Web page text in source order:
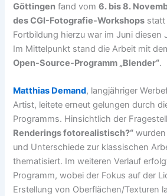
Göttingen fand vom6. bis 8.
des CGI-Fotografie-Workshops statt
Fortbildung hierzu war im Juni diesen
Im Mittelpunkt stand die Arbeit mit
Open-Source-Programm „Blender“.
Matthias Demand, langjähriger
Artist, leitete erneut gelungen durch
Programms. Hinsichtlich der
Renderings fotorealistisch?“
und Unterschiede zur klassischen
thematisiert. Im weiteren Verlauf
Programm, wobei der Fokus auf der
Erstellung von Oberflächen/Texturen